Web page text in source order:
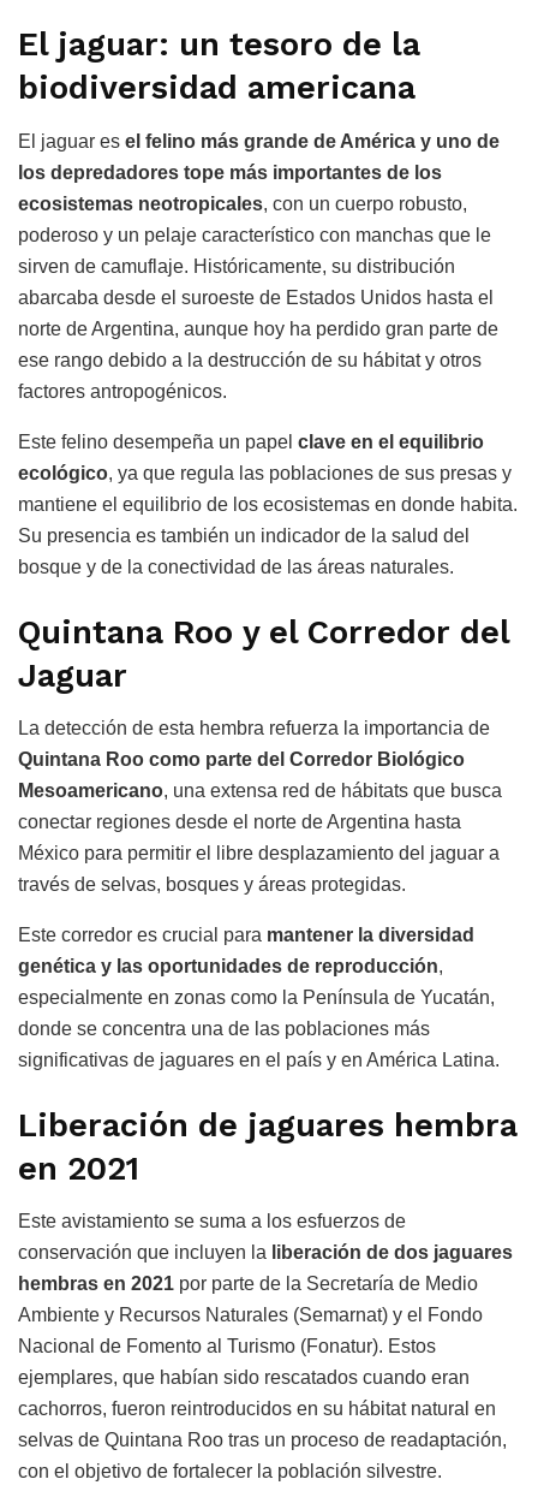
El jaguar: un tesoro de la
biodiversidad americana
El jaguar es el felino más grande de América y uno de
los depredadores tope más importantes de los
ecosistemas neotropicales, con un cuerpo robusto,
poderoso y un pelaje característico con manchas que le
sirven de camuflaje. Históricamente, su distribución
abarcaba desde el suroeste de Estados Unidos hasta el
norte de Argentina, aunque hoy ha perdido gran parte de
ese rango debido a la destrucción de su hábitat y otros
factores antropogénicos.
Este felino desempeña un papel clave en el equilibrio
ecológico, ya que regula las poblaciones de sus presas y
mantiene el equilibrio de los ecosistemas en donde habita.
Su presencia es también un indicador de la salud del
bosque y de la conectividad de las áreas naturales.
Quintana Roo y el Corredor del
Jaguar
La detección de esta hembra refuerza la importancia de
Quintana Roo como parte del Corredor Biológico
Mesoamericano, una extensa red de hábitats que busca
conectar regiones desde el norte de Argentina hasta
México para permitir el libre desplazamiento del jaguar a
través de selvas, bosques y áreas protegidas.
Este corredor es crucial para mantener la diversidad
genética y las oportunidades de reproducción,
especialmente en zonas como la Península de Yucatán,
donde se concentra una de las poblaciones más
significativas de jaguares en el país y en América Latina.
Liberación de jaguares hembra
en 2021
Este avistamiento se suma a los esfuerzos de
conservación que incluyen la liberación de dos jaguares
hembras en 2021 por parte de la Secretaría de Medio
Ambiente y Recursos Naturales (Semarnat) y el Fondo
Nacional de Fomento al Turismo (Fonatur). Estos
ejemplares, que habían sido rescatados cuando eran
cachorros, fueron reintroducidos en su hábitat natural en
selvas de Quintana Roo tras un proceso de readaptación,
con el objetivo de fortalecer la población silvestre.